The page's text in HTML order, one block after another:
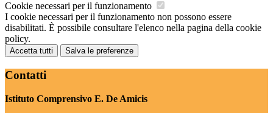
Cookie necessari per il funzionamento
I cookie necessari per il funzionamento non possono essere
disabilitati. È possibile consultare l'elenco nella pagina della cookie
policy.
Accetta tutti Salva le preferenze
Contatti
Istituto Comprensivo E. De Amicis